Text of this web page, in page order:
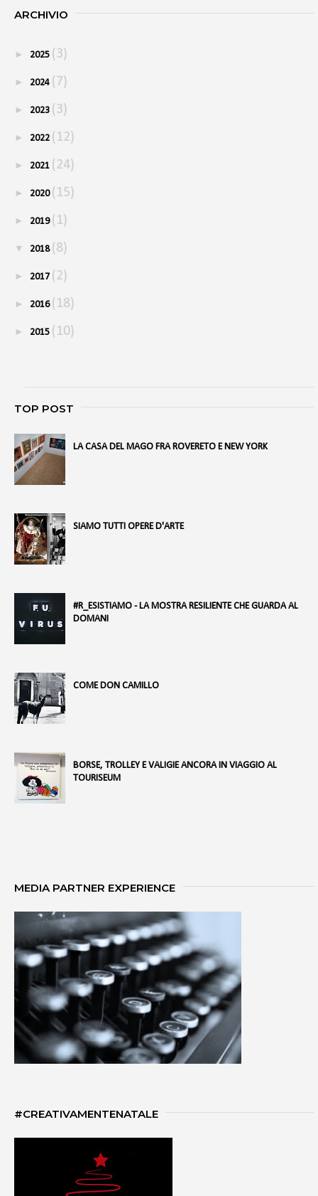
ARCHIVIO
► 2025 (3)
► 2024 (7)
► 2023 (3)
► 2022 (12)
► 2021 (24)
► 2020 (15)
► 2019 (1)
▼ 2018 (8)
► 2017 (2)
► 2016 (18)
► 2015 (10)
TOP POST
LA CASA DEL MAGO FRA ROVERETO E NEW YORK
SIAMO TUTTI OPERE D'ARTE
#R_ESISTIAMO - LA MOSTRA RESILIENTE CHE GUARDA AL
DOMANI
COME DON CAMILLO
BORSE, TROLLEY E VALIGIE ANCORA IN VIAGGIO AL
TOURISEUM
MEDIA PARTNER EXPERIENCE
#CREATIVAMENTENATALE